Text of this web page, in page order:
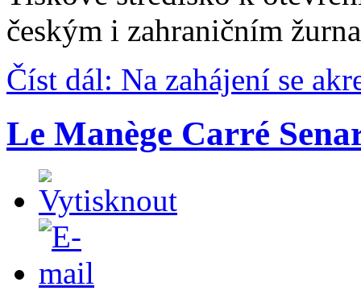
českým i zahraničním
Číst dál: Na zahájení se
Le Manège Carré